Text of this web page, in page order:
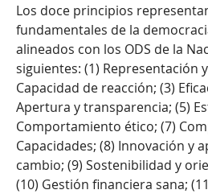
Los doce principios
fundamentales de la
alineados con los ODS de la
siguientes: (1) Representación
Capacidad de reacción; (3)
Apertura y transparencia; (5)
Comportamiento ético; (7)
Capacidades; (8) Innovación y
cambio; (9) Sostenibilidad y
(10) Gestión financiera sana;